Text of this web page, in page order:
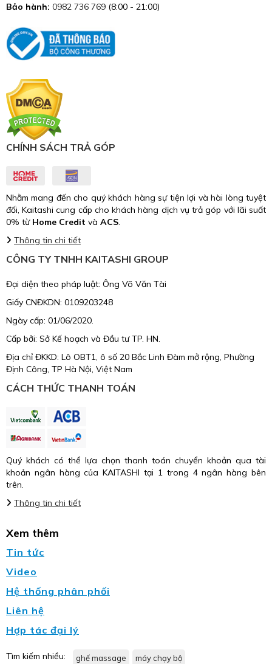
Bảo hành: 0982 736 769 (8:00 - 21:00)
CHÍNH SÁCH TRẢ GÓP
Nhằm mang đến cho quý khách hàng sự tiện lợi và hài lòng tuyệt
đối, Kaitashi cung cấp cho khách hàng dịch vụ trả góp với lãi suất
0% từ Home Credit và ACS.
Thông tin chi tiết
CÔNG TY TNHH KAITASHI GROUP
Đại diện theo pháp luật: Ông Võ Văn Tài
Giấy CNĐKDN: 0109203248
Ngày cấp: 01/06/2020.
Cấp bởi: Sở Kế hoạch và Đầu tư TP. HN.
Địa chỉ ĐKKD: Lô OBT1, ô số 20 Bắc Linh Đàm mở rộng, Phường
Định Công, TP Hà Nội, Việt Nam
CÁCH THỨC THANH TOÁN
Quý khách có thể lựa chọn thanh toán chuyển khoản qua tài
khoản ngân hàng của KAITASHI tại 1 trong 4 ngân hàng bên
trên.
Thông tin chi tiết
Xem thêm
Tin tức
Video
Hệ thống phân phối
Liên hệ
Hợp tác đại lý
Tìm kiếm nhiều: ghế massage máy chạy bộ